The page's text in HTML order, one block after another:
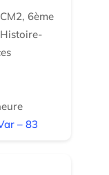
6ème
– 83